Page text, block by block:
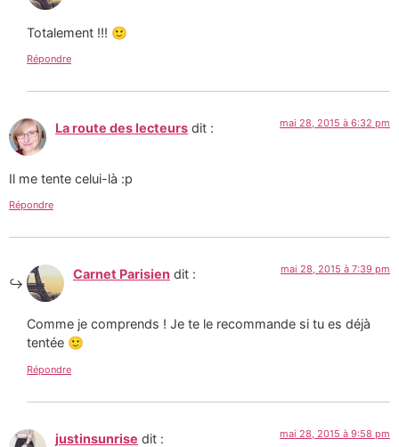
Totalement !!! 🙂
Répondre
La route des lecteurs dit : mai 28, 2015 à 6:32 pm
Il me tente celui-là :p
Répondre
Carnet Parisien dit : mai 28, 2015 à 7:39 pm
Comme je comprends ! Je te le recommande si tu es déjà
tentée 🙂
Répondre
justinsunrise dit : mai 28, 2015 à 9:58 pm